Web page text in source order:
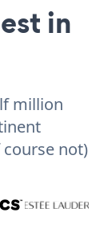
in
million
not)